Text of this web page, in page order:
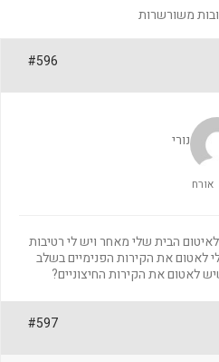
#596
נורי
אורח
הבית שלי מאחר ויש לי רטיבות
לאטום את הקירות הפנימיים בשלב
לאטום את הקירות החיצוניים?
#597